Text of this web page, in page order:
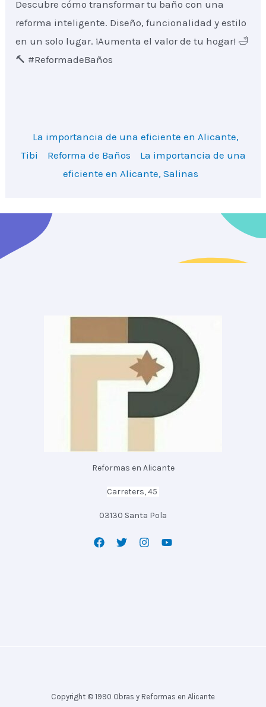
Descubre cómo transformar tu baño con una
reforma inteligente. Diseño, funcionalidad y estilo
en un solo lugar. ¡Aumenta el valor de tu hogar! 🛁
🔨 #ReformadeBaños
La importancia de una eficiente en Alicante,
Tibi
Reforma de Baños
La importancia de una
eficiente en Alicante, Salinas
Reformas en Alicante
Carreters, 45
03130 Santa Pola
Copyright © 1990 Obras y Reformas en Alicante